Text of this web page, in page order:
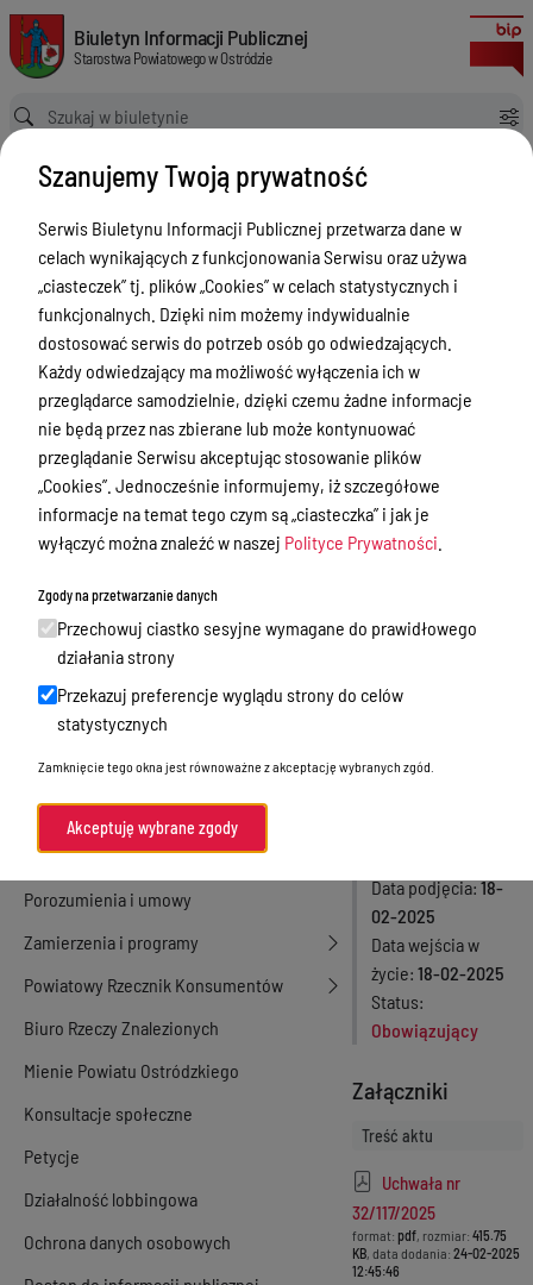
w sprawie ogłoszenia otwartych konkursów ofert nr 1,2,3 na realizację
Biuletyn Informacji Publicznej Starostwa Powiatowego w Ostródzie
Biuletyn Informacji Publicznej
Starostwa Powiatowego w Ostródzie
Ścieżka powrotu
Strona główna
Akty prawne
w sprawie ogłoszenia otwartych konkursów ofert nr 1,2,3 na realizację zadań publicznych w 2025 roku
Akty prawne
Menu Przedmiotowe
Starostwo Powiatowe
Poradnik Interesanta
Informacje o naborze
Zamówienia Publiczne
Tablica ogłoszeń
Dyżury Aptek w Powiecie Ostródzkim
Akty Prawne
Rejestry, ewidencje i archiwa
Budżet
Organizacja działania samorządu
powiatowego
Organy Powiatu
Oświadczenia majątkowe
Porozumienia i umowy
Zamierzenia i programy
Powiatowy Rzecznik Konsumentów
Biuro Rzeczy Znalezionych
Mienie Powiatu Ostródzkiego
Konsultacje społeczne
Petycje
Działalność lobbingowa
Ochrona danych osobowych
Wersja obowiązująca
z dnia24-02-2025
12:45:46
Drukuj
w sprawie
ogłoszenia
otwartych
konkursów
ofert nr 1,2,3 na
publicznych w
2025 roku
32/117/2025
Data podjęcia 18-
02-2025
Data wejścia w
życie 18-02-2025
Status
Obowiązujący
Załączniki
Treść aktu
Uchwała nr
32/117/2025
format: pdf, rozmiar: 415.75
KB, data dodania: 24-02-2025
12:45:46
Szanujemy Twoją prywatność
Serwis Biuletynu Informacji Publicznej przetwarza dane w
celach wynikających z funkcjonowania Serwisu oraz używa
„ciasteczek” tj. plików „Cookies” w celach statystycznych i
funkcjonalnych. Dzięki nim możemy indywidualnie
dostosować serwis do potrzeb osób go odwiedzających.
Każdy odwiedzający ma możliwość wyłączenia ich w
przeglądarce samodzielnie, dzięki czemu żadne informacje
nie będą przez nas zbierane lub może kontynuować
przeglądanie Serwisu akceptując stosowanie plików
„Cookies”. Jednocześnie informujemy, iż szczegółowe
informacje na temat tego czym są „ciasteczka” i jak je
wyłączyć można znaleźć w naszej Polityce Prywatności
Zgody na przetwarzanie danych
Przechowuj ciastko sesyjne wymagane do prawidłowego
działania strony
Przekazuj preferencje wyglądu strony do celów
statystycznych
Zamknięcie tego okna jest równoważne z akceptację wybranych zgód.
Akceptuję wybrane zgody